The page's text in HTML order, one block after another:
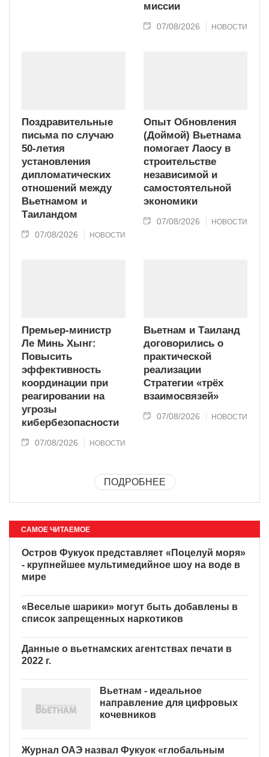
миссии
07/08/2026 НОВОСТИ
Поздравительные
письма по случаю
50-летия
установления
дипломатических
отношений между
Вьетнамом и
Таиландом
07/08/2026 НОВОСТИ
Опыт Обновления
(Доймой) Вьетнама
помогает Лаосу в
строительстве
независимой и
самостоятельной
экономики
07/08/2026 НОВОСТИ
Премьер-министр
Ле Минь Хынг:
Повысить
эффективность
координации при
реагировании на
угрозы
кибербезопасности
07/08/2026 НОВОСТИ
Вьетнам и Таиланд
договорились о
практической
реализации
Стратегии «трёх
взаимосвязей»
07/08/2026 НОВОСТИ
ПОДРОБНЕЕ
САМОЕ ЧИТАЕМОЕ
Остров Фукуок представляет
«Поцелуй моря» - крупнейшее
«Веселые шарики» могут
Данные о вьетнамских агентствах печати в
направление для цифровых
кочевников